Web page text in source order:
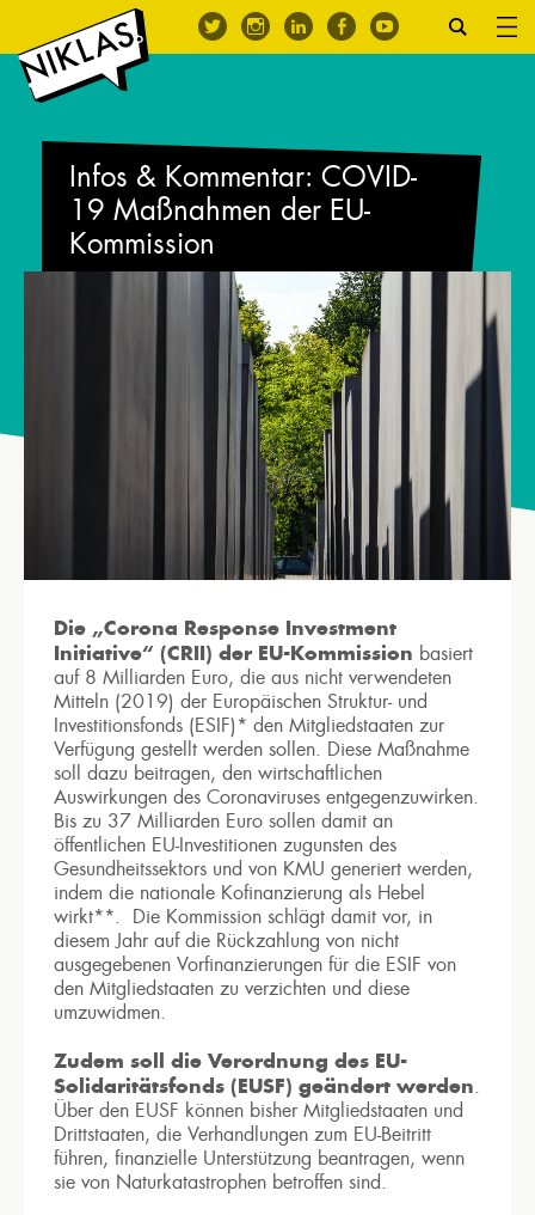
Infos & Kommentar: COVID-
19 Maßnahmen der EU-
Kommission
Die „Corona Response Investment
Initiative“ (CRII) der EU-Kommission basiert
auf 8 Milliarden Euro, die aus nicht verwendeten
Mitteln (2019) der Europäischen Struktur- und
Investitionsfonds (ESIF)* den Mitgliedstaaten zur
Verfügung gestellt werden sollen. Diese Maßnahme
soll dazu beitragen, den wirtschaftlichen
Auswirkungen des Coronaviruses entgegenzuwirken.
Bis zu 37 Milliarden Euro sollen damit an
öffentlichen EU-Investitionen zugunsten des
Gesundheitssektors und von KMU generiert werden,
indem die nationale Kofinanzierung als Hebel
wirkt**. Die Kommission schlägt damit vor, in
diesem Jahr auf die Rückzahlung von nicht
ausgegebenen Vorfinanzierungen für die ESIF von
den Mitgliedstaaten zu verzichten und diese
umzuwidmen.
Zudem soll die Verordnung des EU-
Solidaritätsfonds (EUSF) geändert werden.
Über den EUSF können bisher Mitgliedstaaten und
Drittstaaten, die Verhandlungen zum EU-Beitritt
führen, finanzielle Unterstützung beantragen, wenn
sie von Naturkatastrophen betroffen sind.